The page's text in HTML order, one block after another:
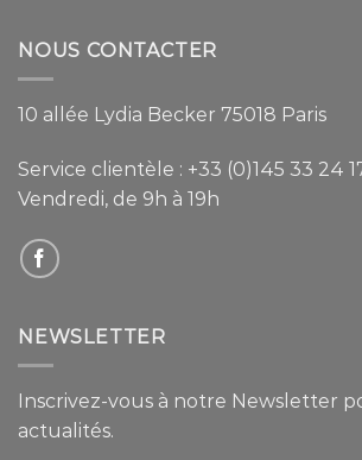
NOUS CONTACTER
10 allée Lydia Becker 75018 Paris
Service clientèle : +33 (0)145 33 24
Vendredi, de 9h à 19h
NEWSLETTER
Inscrivez-vous à notre Newsletter
actualités.